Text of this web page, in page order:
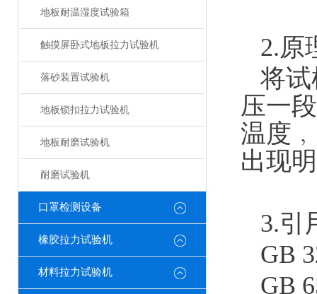
地板耐温湿度试验箱
触摸屏卧式地板拉力试验机
落砂装置试验机
地板锁扣拉力试验机
地板耐磨试验机
耐磨试验机
口罩检测设备
橡胶拉力试验机
材料拉力试验机
2.原
将
压一
温度
出现
3.引
GB
GB